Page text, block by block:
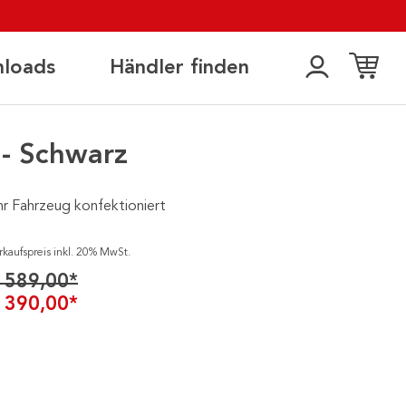
Händler finden
Schwarz
Fahrzeug konfektioniert
inkl. 20% MwSt.
589,00*
390,00*